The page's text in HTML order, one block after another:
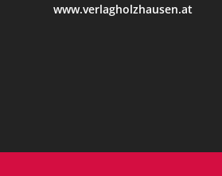
www.verlagholzhausen.at